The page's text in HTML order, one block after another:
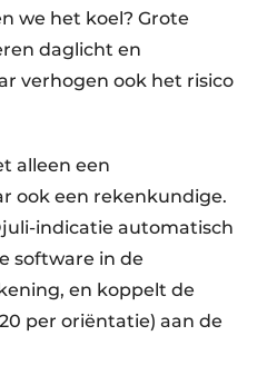
we het koel? Grote
daglicht en
verhogen ook het risico
alleen een
ook een rekenkundige.
indicatie automatisch
software in de
en koppelt de
per oriëntatie) aan de